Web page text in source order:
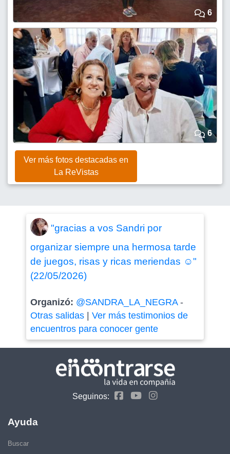
6
6
Ver más fotos destacadas en
La ReVistas
"gracias a vos Sandri por
organizar siempre una hermosa tarde
de juegos, risas y ricas meriendas ☺️"
(22/05/2026)
Organizó: @SANDRA_LA_NEGRA-
Otras salidas| Ver más testimonios de
encuentros para conocer gente
Seguinos:
Ayuda
Buscar